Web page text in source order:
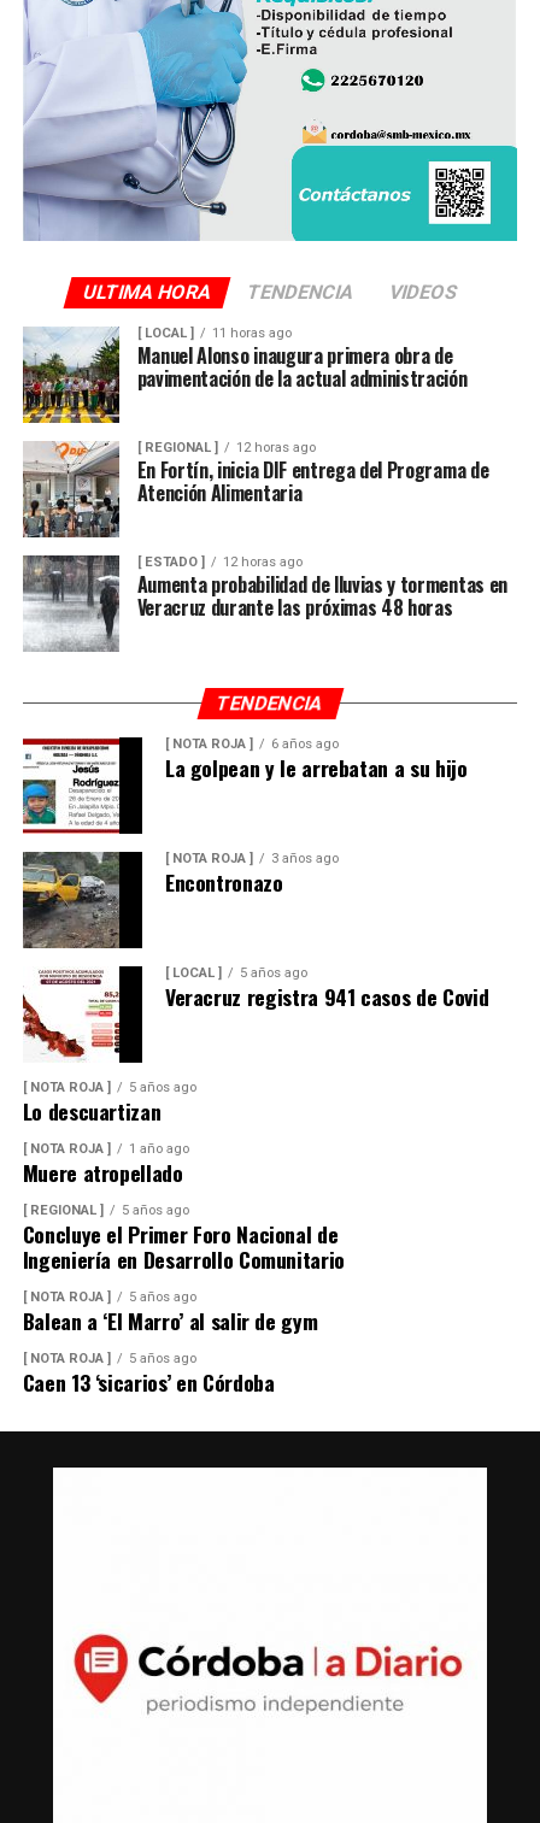
La administración municipal informó que este tipo de
proyectos forma parte del programa de mejoramiento
de infraestructura básica que se ejecuta durante el
presente ejercicio, con el objetivo de renovar redes de
servicios que han rebasado su vida útil y atender una de
las principales demandas de la población.
ULTIMA HORA TENDENCIA VIDEOS
[ LOCAL ] 11 horas ago
Manuel Alonso inaugura primera obra de
pavimentación de la actual administración
[ REGIONAL ] 12 horas ago
En Fortín, inicia DIF entrega del Programa de
Atención Alimentaria
[ ESTADO ] 12 horas ago
Aumenta probabilidad de lluvias y tormentas en
Veracruz durante las próximas 48 horas
TENDENCIA
[ NOTA ROJA ] 6 años ago
La golpean y le arrebatan a su hijo
[ NOTA ROJA ] 3 años ago
Encontronazo
[ LOCAL ] 5 años ago
Veracruz registra 941 casos de Covid
[ NOTA ROJA ] 5 años ago
Lo descuartizan
[ NOTA ROJA ] 1 año ago
Muere atropellado
[ REGIONAL ] 5 años ago
Concluye el Primer Foro Nacional de
Ingeniería en Desarrollo Comunitario
[ NOTA ROJA ] 5 años ago
Balean a ‘El Marro’ al salir de gym
[ NOTA ROJA ] 5 años ago
Caen 13 ‘sicarios’ en Córdoba